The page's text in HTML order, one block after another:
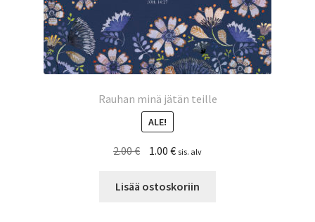
Rauhan minä jätän teille
ALE!
2.00€
Alkuperäinen
oli:
1.00 €Nykyinen
on:
sis. alv
Lisää ostoskoriin